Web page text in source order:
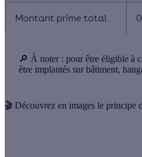
Montant prime total
🔎 À noter : pour être éligible à
être implantés sur bâtiment,
🎬 Découvrez en images le principe